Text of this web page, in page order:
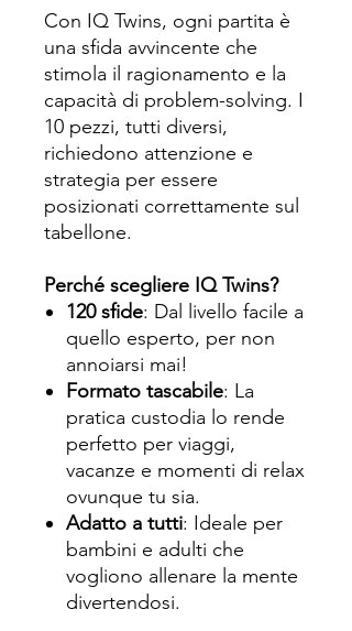
Con IQ Twins, ogni partita è
una sfida avvincente che
stimola il ragionamento e la
capacità di problem-solving. I
10 pezzi, tutti diversi,
richiedono attenzione e
strategia per essere
posizionati correttamente sul
tabellone.
Perché scegliere IQ Twins?
120 sfide: Dal livello facile a
quello esperto, per non
annoiarsi mai!
Formato tascabile: La
pratica custodia lo rende
perfetto per viaggi,
vacanze e momenti di relax
ovunque tu sia.
Adatto a tutti: Ideale per
bambini e adulti che
vogliono allenare la mente
divertendosi.